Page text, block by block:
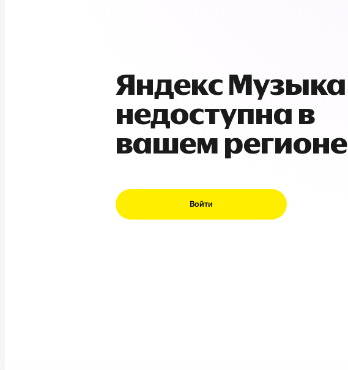
Яндекс Музыка
недоступна в
вашем регионе
Войти